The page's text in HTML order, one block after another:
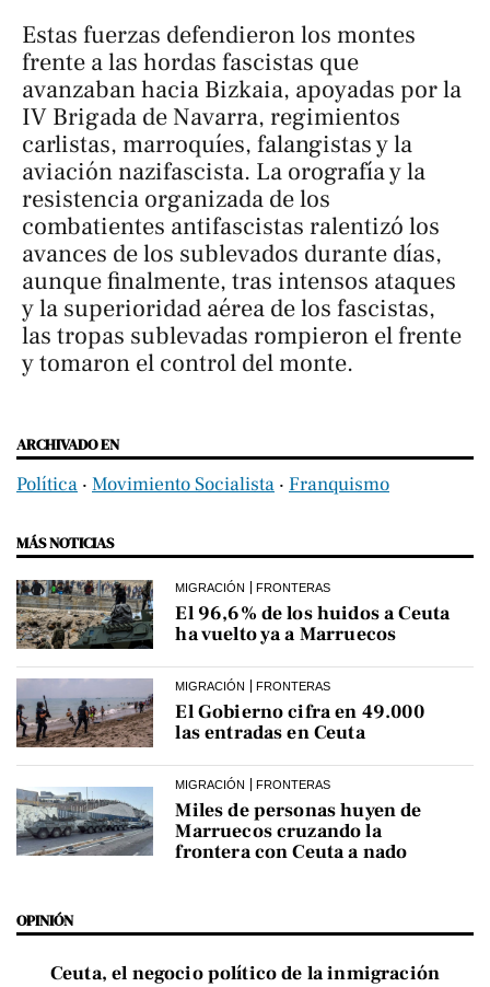
Estas fuerzas defendieron los montes
frente a las hordas fascistas que
avanzaban hacia Bizkaia, apoyadas por la
IV Brigada de Navarra, regimientos
carlistas, marroquíes, falangistas y la
aviación nazifascista. La orografía y la
resistencia organizada de los
combatientes antifascistas ralentizó los
avances de los sublevados durante días,
aunque finalmente, tras intensos ataques
y la superioridad aérea de los fascistas,
las tropas sublevadas rompieron el frente
y tomaron el control del monte.
ARCHIVADO EN
Política ‧ Movimiento Socialista ‧ Franquismo
MÁS NOTICIAS
MIGRACIÓN FRONTERAS
El 96,6% de los huidos a Ceuta
ha vuelto ya a Marruecos
MIGRACIÓN FRONTERAS
El Gobierno cifra en 49.000
las entradas en Ceuta
MIGRACIÓN FRONTERAS
Miles de personas huyen de
Marruecos cruzando la
frontera con Ceuta a nado
OPINIÓN
Ceuta, el negocio político de la inmigración